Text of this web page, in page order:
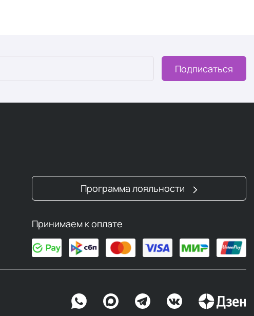
Подписаться
Программа лояльности
Принимаем к оплате